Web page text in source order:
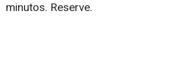
minutos. Reserve.